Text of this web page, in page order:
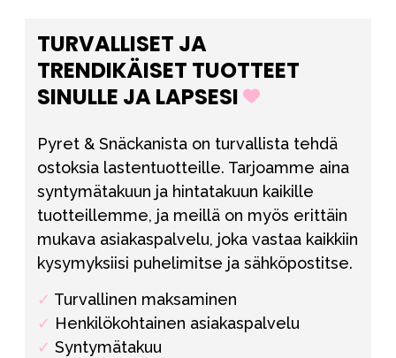
TURVALLISET JA
TRENDIKÄISET TUOTTEET
SINULLE JA LAPSESI
Pyret & Snäckanista on turvallista tehdä
ostoksia lastentuotteille. Tarjoamme aina
syntymätakuun ja hintatakuun kaikille
tuotteillemme, ja meillä on myös erittäin
mukava asiakaspalvelu, joka vastaa kaikkiin
kysymyksiisi puhelimitse ja sähköpostitse.
✓ Turvallinen maksaminen
✓ Henkilökohtainen asiakaspalvelu
✓ Syntymätakuu